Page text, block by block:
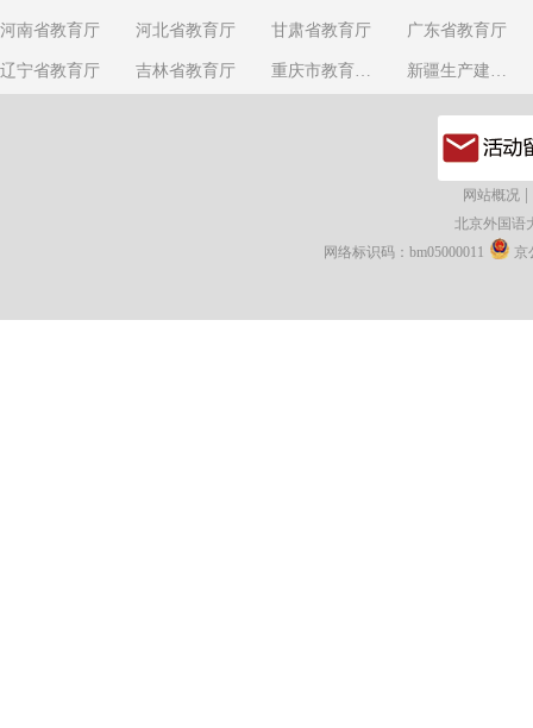
河南省教育厅 河北省教育厅 甘肃省教育厅 广东省教育厅
辽宁省教育厅 吉林省教育厅 重庆市教育委员会 新疆生产建设兵团教育局
网站概况
北京外国语
网络标识码：bm05000011
京